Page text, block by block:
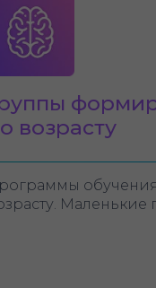
Маленькие
возрасту